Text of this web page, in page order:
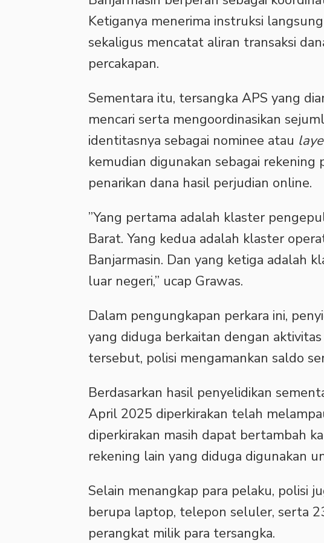
Ketiganya menerima instruksi
sekaligus mencatat aliran transaksi
percakapan.
‎Sementara itu, tersangka APS yang
mencari serta mengoordinasikan
identitasnya sebagai nominee atau
kemudian digunakan sebagai
penarikan dana hasil perjudian online.
‎”Yang pertama adalah klaster
Barat. Yang kedua adalah klaster
Banjarmasin. Dan yang ketiga adalah
luar negeri,” ucap Grawas.
‎Dalam pengungkapan perkara ini,
yang diduga berkaitan dengan
tersebut, polisi mengamankan saldo
‎Berdasarkan hasil penyelidikan
April 2025 diperkirakan telah
diperkirakan masih dapat bertambah
rekening lain yang diduga digunakan
‎Selain menangkap para pelaku, polisi
berupa laptop, telepon seluler, serta
perangkat milik para tersangka.